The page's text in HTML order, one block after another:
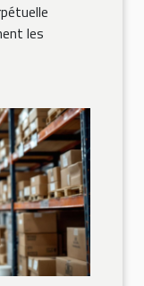
les